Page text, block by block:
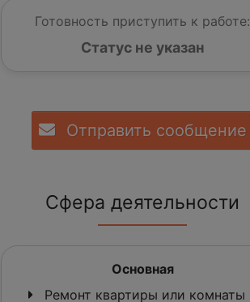
Готовность приступить к работе:
Статус не указан
Отправить сообщение
Сфера деятельности
Основная
Ремонт квартиры или комнаты